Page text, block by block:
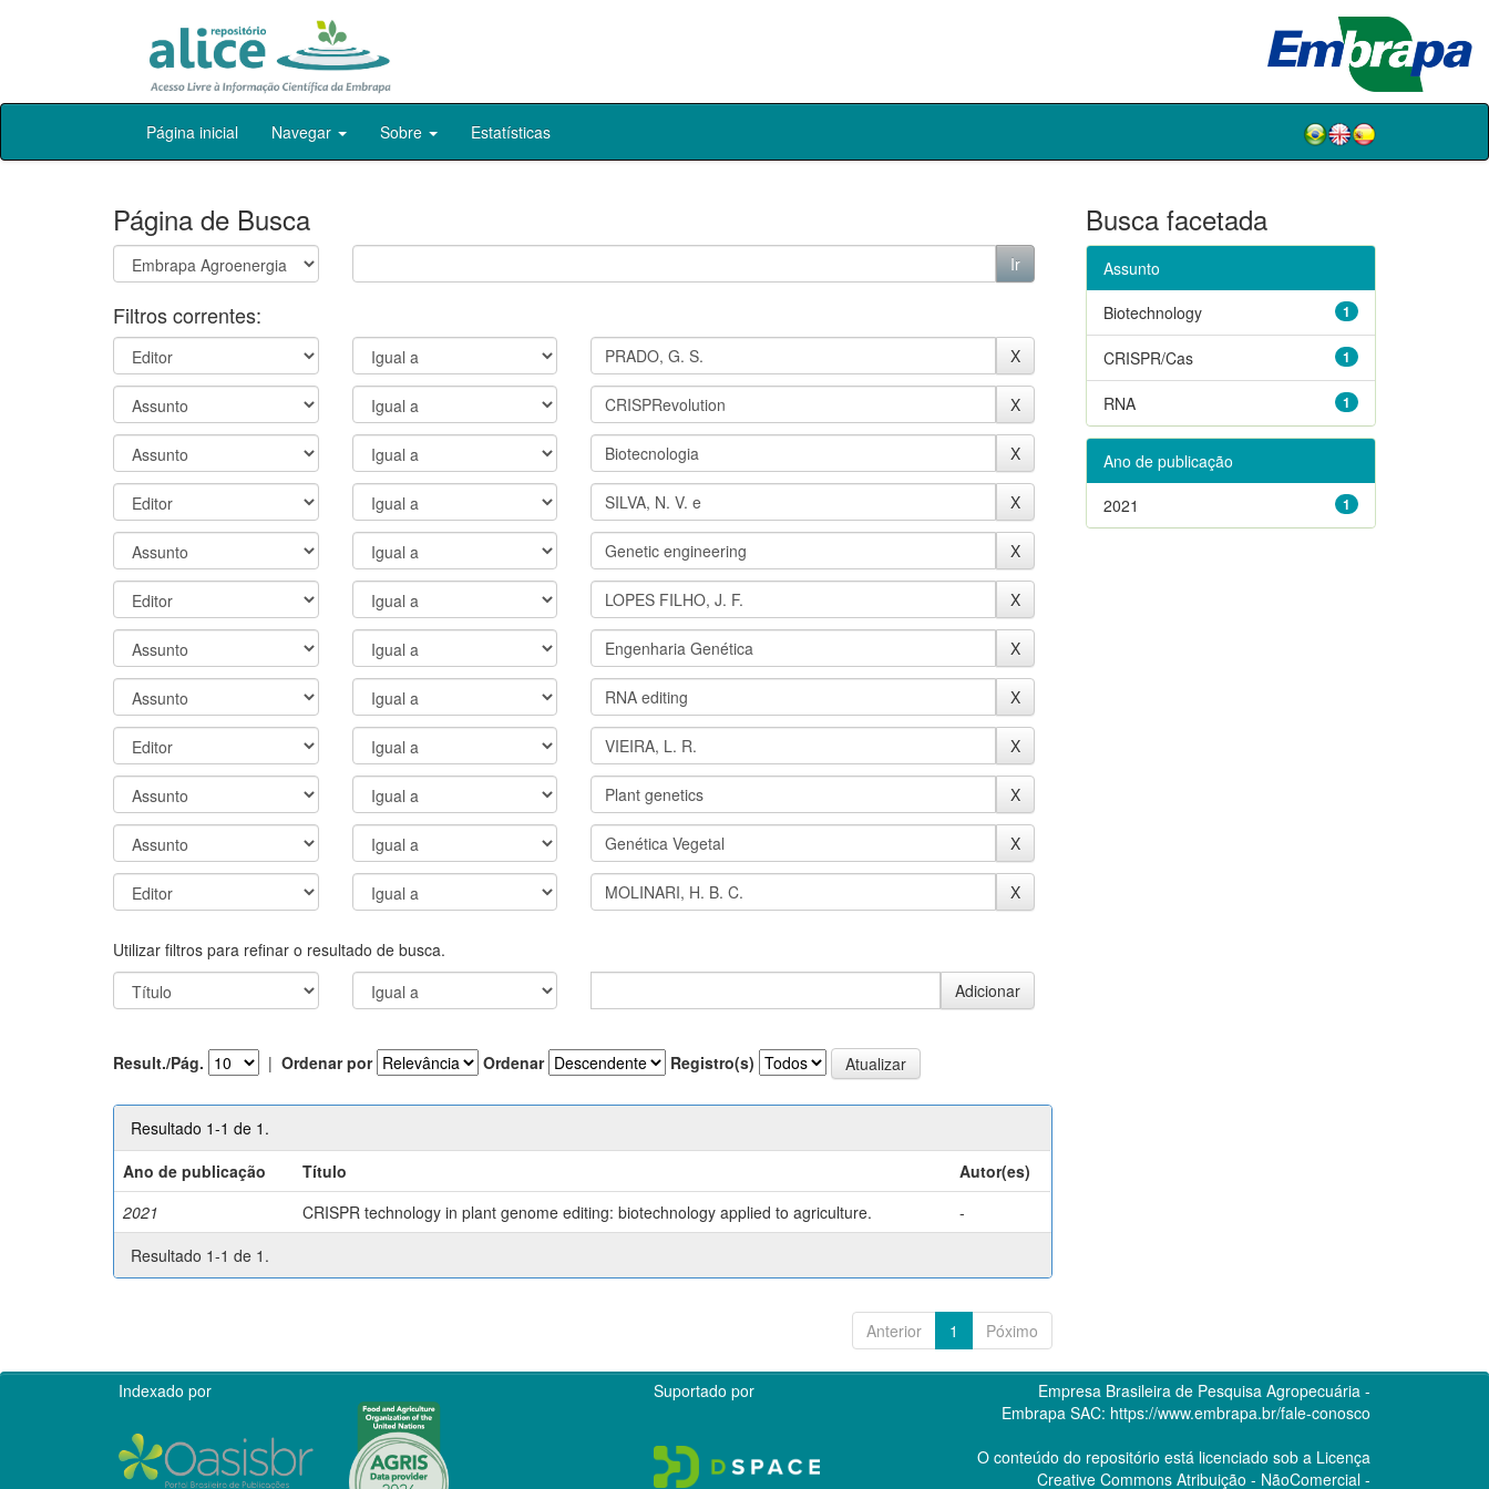
Skip
Página inicial Navegar Sobre Estatísticas
Página de Busca
Filtros correntes:
Utilizar filtros para refinar o resultado de busca.
Result./Pág. | Ordenar por Ordenar Registro(s)
Resultado 1-1 de 1.
Ano de publicação
Título
Autor(es)
2021
CRISPR technology in plant genome editing: biotechnology applied to agriculture.
-
Resultado 1-1 de 1.
Anterior 1 Póximo
Busca facetada
Assunto
1
Biotechnology
1
CRISPR/Cas
1
RNA
Ano de publicação
1
2021
Indexado por Suportado por
Empresa Brasileira de Pesquisa Agropecuária -
Embrapa SAC: https://www.embrapa.br/fale-conosco
O conteúdo do repositório está licenciado sob a Licença
Creative CommonsAtribuição - NãoComercial -